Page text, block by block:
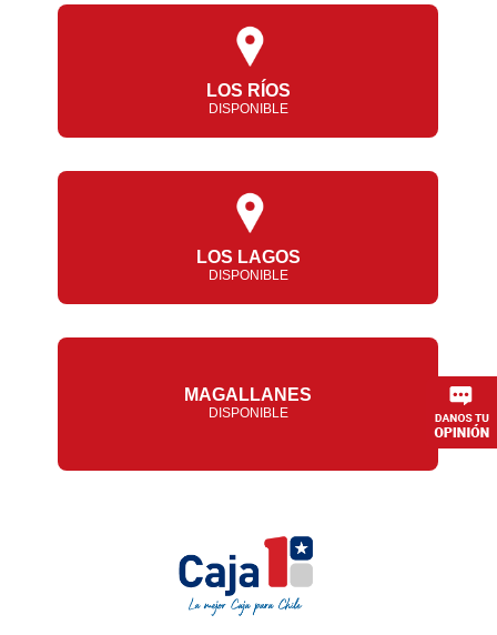
LOS RÍOS
DISPONIBLE
LOS LAGOS
DISPONIBLE
MAGALLANES
DISPONIBLE